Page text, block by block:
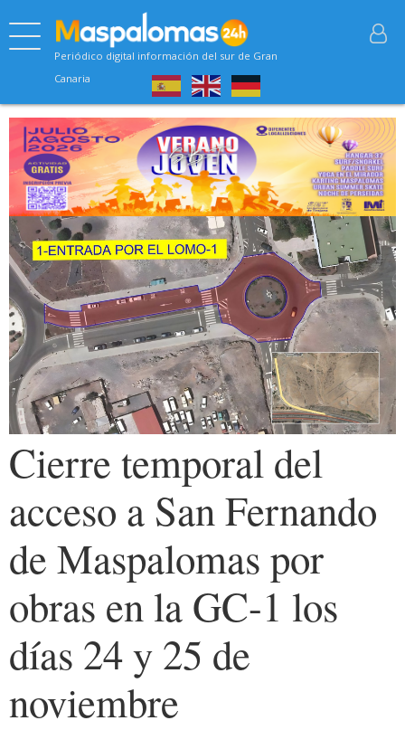
Periódico digital información del sur de Gran
Canaria
Cierre temporal del
acceso a San Fernando
de Maspalomas por
obras en la GC-1 los
días 24 y 25 de
noviembre